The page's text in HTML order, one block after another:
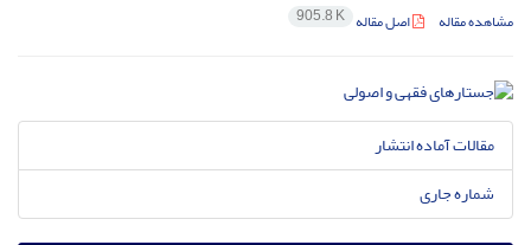
مشاهده مقاله اصل مقاله 905.8 K
مقالات آماده انتشار
شماره جاری